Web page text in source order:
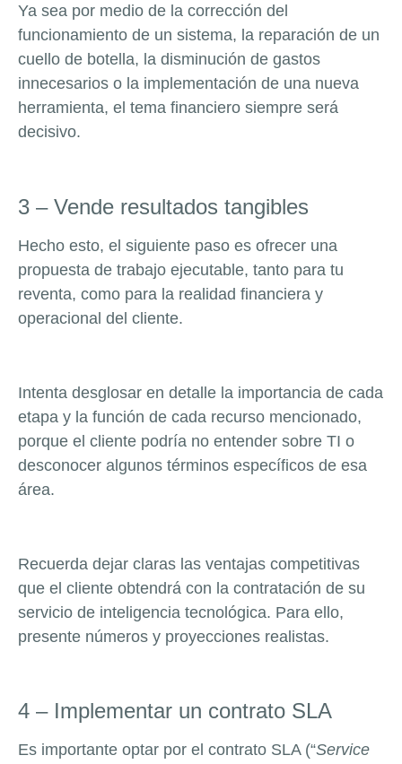
Ya sea por medio de la corrección del
funcionamiento de un sistema, la reparación de un
cuello de botella, la disminución de gastos
innecesarios o la implementación de una nueva
herramienta, el tema financiero siempre será
decisivo.
3 – Vende resultados tangibles
Hecho esto, el siguiente paso es ofrecer una
propuesta de trabajo ejecutable, tanto para tu
reventa, como para la realidad financiera y
operacional del cliente.
Intenta desglosar en detalle la importancia de cada
etapa y la función de cada recurso mencionado,
porque el cliente podría no entender sobre TI o
desconocer algunos términos específicos de esa
área.
Recuerda dejar claras las ventajas competitivas
que el cliente obtendrá con la contratación de su
servicio de inteligencia tecnológica. Para ello,
presente números y proyecciones realistas.
4 – Implementar un contrato SLA
Es importante optar por el contrato SLA (“Service